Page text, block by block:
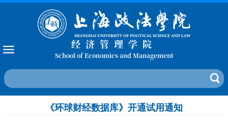
经济管理学院
School of Economics and Management
《环球财经数据库》开通试用通知